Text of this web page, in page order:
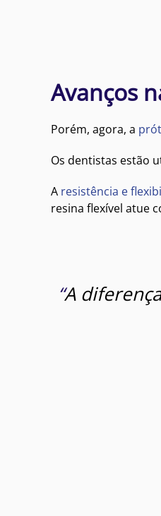
Avanços
Porém, agora, a
Os dentistas estão
A resistência e
resina flexível atue
“A